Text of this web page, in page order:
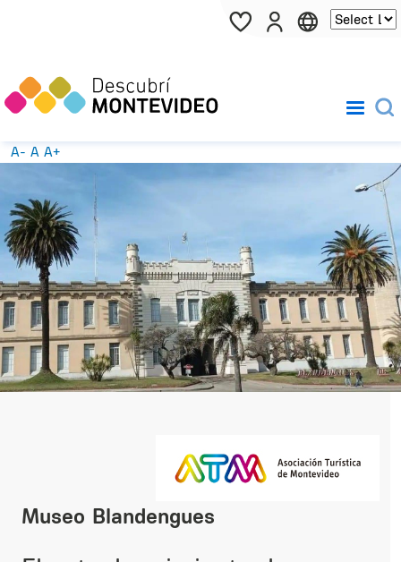
Pasar al contenido principal
A- A A+
Museo Blandengues